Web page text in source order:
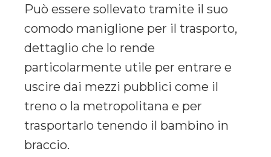
Può essere sollevato tramite il suo
comodo maniglione per il trasporto,
dettaglio che lo rende
particolarmente utile per entrare e
uscire dai mezzi pubblici come il
treno o la metropolitana e per
trasportarlo tenendo il bambino in
braccio.